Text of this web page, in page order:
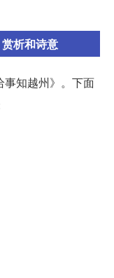
析和诗意
事知越州》。下面